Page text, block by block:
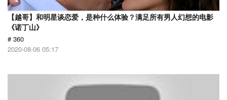
【越哥】和明星谈恋爱，是种什么体验？满足所有男人幻想的电影
《诺丁山》
# 360
2020-08-06 05:17